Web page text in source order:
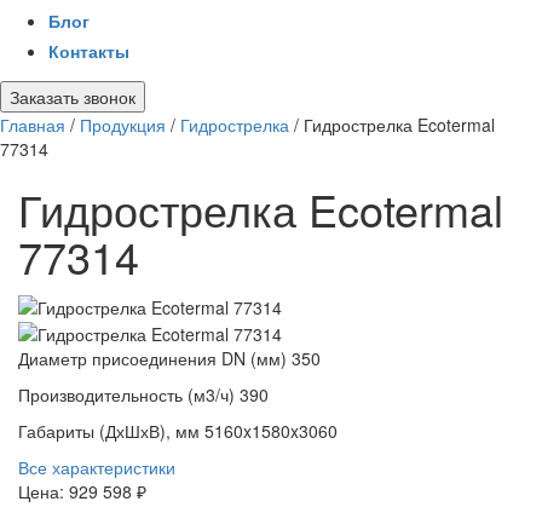
Блог
Контакты
Заказать звонок
Главная / Продукция / Гидрострелка / Гидрострелка Ecotermal
77314
Гидрострелка Ecotermal
77314
Диаметр присоединения DN (мм) 350
Производительность (м3/ч) 390
Габариты (ДхШхВ), мм 5160x1580x3060
Все характеристики
Цена: 929 598 ₽